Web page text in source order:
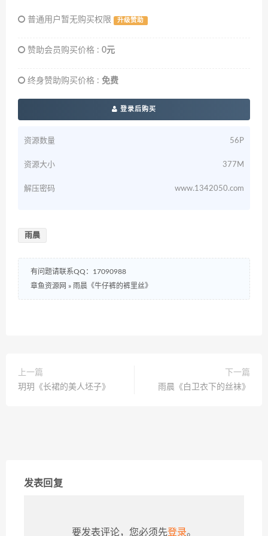
普通用户暂无购买权限 升级赞助
赞助会员购买价格 : 0元
终身赞助购买价格 : 免费
登录后购买
资源数量 56P
资源大小 377M
解压密码 www.1342050.com
雨晨
有问题请联系QQ：17090988
章鱼资源网 » 雨晨《牛仔裤的裤里丝》
上一篇
玥玥《长裙的美人坯子》
下一篇
雨晨《白卫衣下的丝袜》
发表回复
要发表评论，您必须先登录。